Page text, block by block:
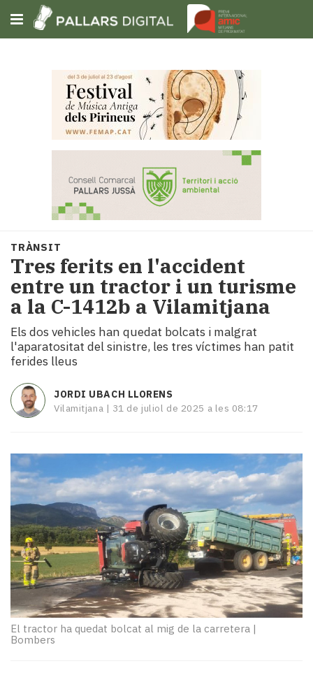
Subscriu-t'hi
Portada
Societat
Política
municipis
Economia
turisme
Cultura
Mai
tant!
TV
mitjans
El
temps
Reportatges
Entrevistes
Enquestes
A
escena!
Dis
teva!
Subscriptors
La
TRÀNSIT
Tres ferits en l'accident
entre un tractor i un turisme
a la C-1412b a Vilamitjana
Els dos vehicles han quedat bolcats i malgrat
l'aparatositat del sinistre, les tres víctimes han patit
ferides lleus
JORDI UBACH LLORENS
Vilamitjana | 31 de juliol de 2025 a les 08:17
El tractor ha quedat bolcat al mig de la carretera |
Bombers